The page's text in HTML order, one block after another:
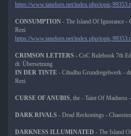
https://www.tanelorn.net/index.php/
CONSUMPTION- The Island Of Ignorance -
Rezi
https://www.tanelorn.net/index.php/
CRIMSON LETTERS - CoC Rulebook 7th
dt. Übersetzung
IN DER TINTE- Cthulhu Grundregelwerk -
Rezi
CURSE OF ANUBIS , the - Taint Of Madness
DARK RIVALS - Dead Reckonings -
DARKNESS ILLUMINATED - The Island